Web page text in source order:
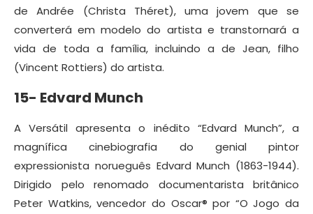
de Andrée (Christa Théret), uma jovem que se
converterá em modelo do artista e transtornará a
vida de toda a família, incluindo a de Jean, filho
(Vincent Rottiers) do artista.
15- Edvard Munch
A Versátil apresenta o inédito “Edvard Munch”, a
magnífica cinebiografia do genial pintor
expressionista norueguês Edvard Munch (1863-1944).
Dirigido pelo renomado documentarista britânico
Peter Watkins, vencedor do Oscar® por “O Jogo da